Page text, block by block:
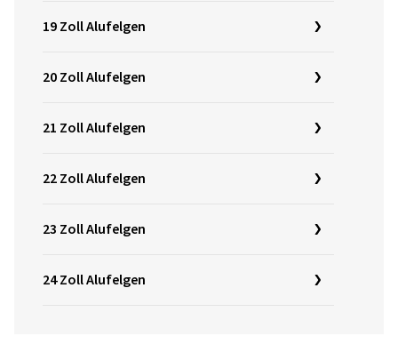
19 Zoll Alufelgen
20 Zoll Alufelgen
21 Zoll Alufelgen
22 Zoll Alufelgen
23 Zoll Alufelgen
24 Zoll Alufelgen